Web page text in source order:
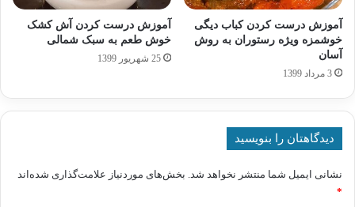
آموزش درست کردن کباب دیگی
خوشمزه ویژه رستوران به روش
آسان
3 مرداد 1399
آموزش درست کردن آش کشک
خوش طعم به سبک شمالی
25 شهریور 1399
دیدگاهتان را بنویسید
نشانی ایمیل شما منتشر نخواهد شد. بخش‌های موردنیاز علامت‌گذاری شده‌اند
*